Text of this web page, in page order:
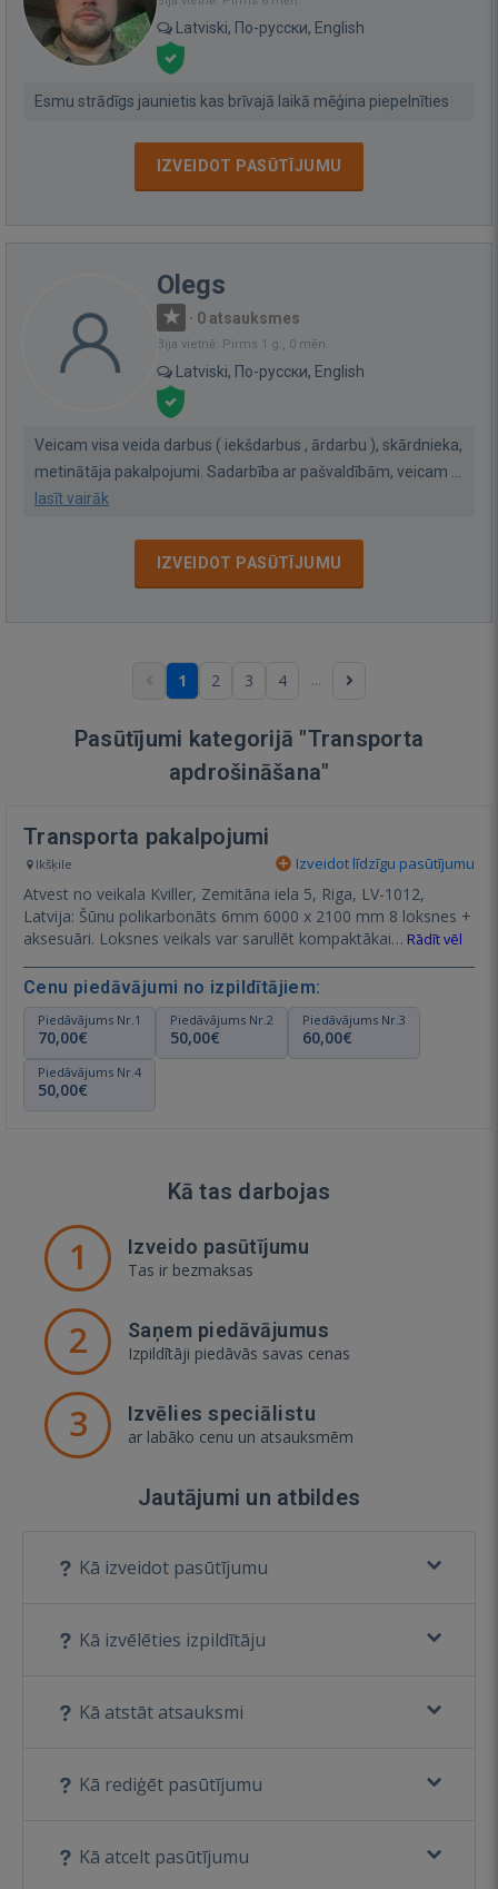
Latviski, По-русски, English
Esmu strādīgs jaunietis kas brīvajā laikā mēģina piepelnīties
IZVEIDOT PASŪTĪJUMU
Olegs
· 0 atsauksmes
Bija vietnē: Pirms 1 g., 0 mēn.
Latviski, По-русски, English
Veicam visa veida darbus ( iekšdarbus , ārdarbu ), skārdnieka,
metinātāja pakalpojumi. Sadarbība ar pašvaldībām, veicam ...
lasīt vairāk
IZVEIDOT PASŪTĪJUMU
1 2 3 4 ...
Pasūtījumi kategorijā "Transporta
apdrošināšana"
Transporta pakalpojumi
Ikšķile Izveidot līdzīgu pasūtījumu
Atvest no veikala Kviller, Zemitāna iela 5, Riga, LV-1012,
Latvija: Šūnu polikarbonāts 6mm 6000 x 2100 mm 8 loksnes +
aksesuāri. Loksnes veikals var sarullēt kompaktākai… Rādīt vēl
Cenu piedāvājumi no izpildītājiem:
Piedāvājums Nr.1
70,00€
Piedāvājums Nr.2
50,00€
Piedāvājums Nr.3
60,00€
Piedāvājums Nr.4
50,00€
Kā tas darbojas
1 Izveido pasūtījumu
Tas ir bezmaksas
2 Saņem piedāvājumus
Izpildītāji piedāvās savas cenas
3 Izvēlies speciālistu
ar labāko cenu un atsauksmēm
Jautājumi un atbildes
Kā izveidot pasūtījumu
Kā izvēlēties izpildītāju
Kā atstāt atsauksmi
Kā rediģēt pasūtījumu
Kā atcelt pasūtījumu